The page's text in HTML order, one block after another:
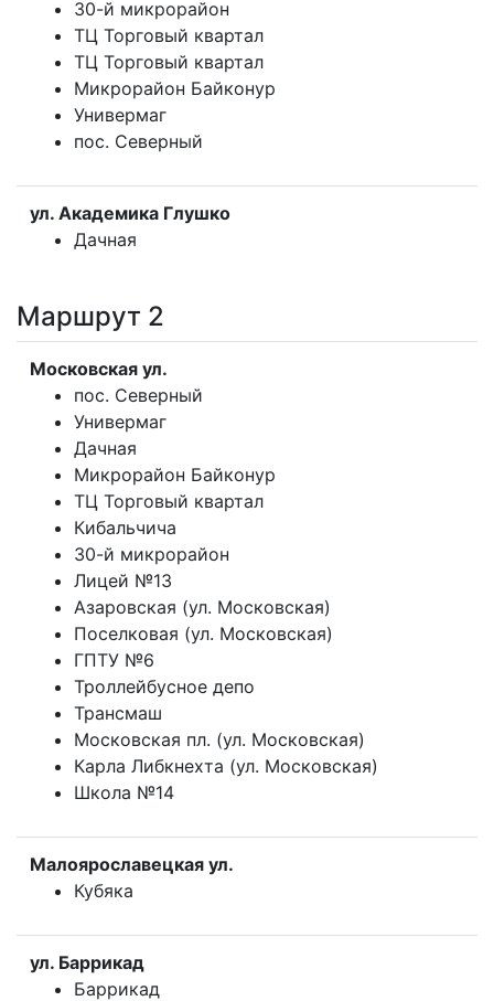
30-й микрорайон
ТЦ Торговый квартал
ТЦ Торговый квартал
Микрорайон Байконур
Универмаг
пос. Северный
ул. Академика Глушко
Дачная
Маршрут 2
Московская ул.
пос. Северный
Универмаг
Дачная
Микрорайон Байконур
ТЦ Торговый квартал
Кибальчича
30-й микрорайон
Лицей №13
Азаровская (ул. Московская)
Поселковая (ул. Московская)
ГПТУ №6
Троллейбусное депо
Трансмаш
Московская пл. (ул. Московская)
Карла Либкнехта (ул. Московская)
Школа №14
Малоярославецкая ул.
Кубяка
ул. Баррикад
Баррикад